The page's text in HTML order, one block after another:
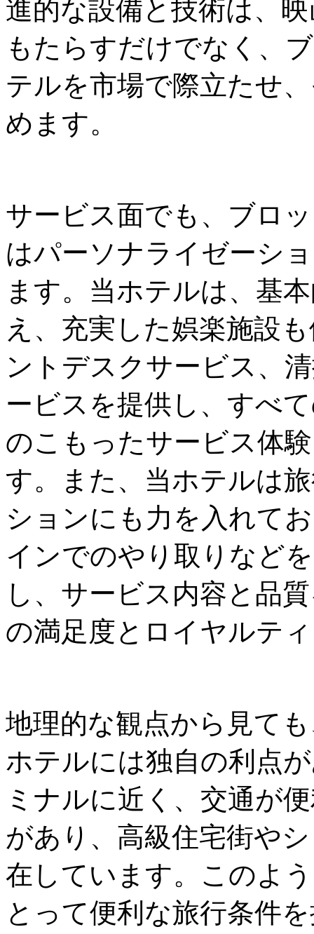
進的な設備と技術は、
もたらすだけでなく、
テルを市場で際立たせ
めます。
サービス面でも、ブロ
はパーソナライゼーシ
ます。当ホテルは、基
え、充実した娯楽施設
ントデスクサービス、
ービスを提供し、すべ
のこもったサービス体
す。また、当ホテルは
ションにも力を入れて
インでのやり取りなど
し、サービス内容と品
の満足度とロイヤルテ
地理的な観点から見て
ホテルには独自の利点
ミナルに近く、交通が
があり、高級住宅街や
在しています。このよ
とって便利な旅行条件